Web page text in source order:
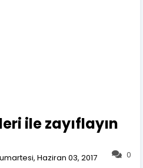
ile zayıflayın
0
Haziran 03, 2017